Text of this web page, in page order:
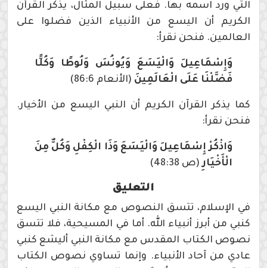
التي ورد اسمه بها. فعلى سبيل المثال، يذكر القرآن
الكريم أن اليسع من الأنبياء الذين فضلوا على
العالمين. فنحن نقرأ:
وَإِسْمَاعِيلَ وَالْيَسَعَ وَيُونُسَ وَلُوطًا وَكُلًّا
فَضَّلْنَا عَلَى الْعَالَمِينَ (الأنعام 86:6)
كما يذكر القرآن الكريم أن النبي اليسع من الأخيار.
فنحن نقرأ:
وَاذْكُرْ إِسْمَاعِيلَ وَالْيَسَعَ وَذَا الْكِفْلِ وَكُلٌّ مِنَ
الْأَخْيَارِ (ص 48:38)
التعليق
في الإسلام، تتسق النصوص مع مكانة النبي اليسع
كنبي من أبرز أنبياء الله. أما في المسيحية، فلا تتسق
نصوص الكتاب المقدس مع مكانة النبي أليشع كنبي
عادي من آحاد الأنبياء. وإنما تساوي نصوص الكتاب